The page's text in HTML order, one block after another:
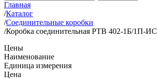
Главная
/Каталог
/Соединительные коробки
/Коробка соединительная РТВ 402-1Б/1П-ИС
Цены
Наименование
Единица измерения
Цена